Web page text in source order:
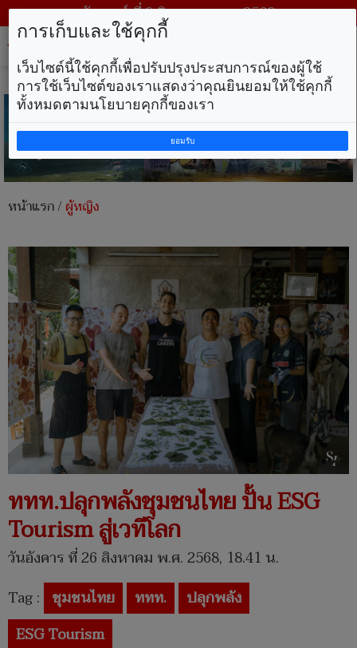
วันเสาร์ ที่ 8 สิงหาคม พ.ศ. 2569
หน้าแรก/ผู้หญิง
ททท.ปลุกพลังชุมชนไทย ปั้น ESG
Tourism สู่เวทีโลก
วันอังคาร ที่ 26 สิงหาคม พ.ศ. 2568, 18.41 น.
Tag : ชุมชนไทย ททท.
ปลุกพลัง
ESG Tourism
การเก็บและใช้คุกกี้
เว็บไซต์นี้ใช้คุกกี้เพื่อปรับปรุงประสบการณ์ของผู้ใช้
การใช้เว็บไซต์ของเราแสดงว่าคุณยินยอมให้ใช้คุกกี้
ทั้งหมดตามนโยบายคุกกี้ของเรา
ยอมรับ